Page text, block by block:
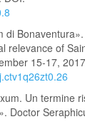
di
relevance of
15-17,
Un termine
Doctor